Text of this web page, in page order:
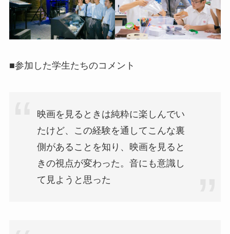
■参加した学生たちのコメント
映画を見るときは純粋に楽しんでい
たけど、この経験を通してこんな裏
側があることを知り、映画を見ると
きの視点が変わった。音にも意識し
て見ようと思った